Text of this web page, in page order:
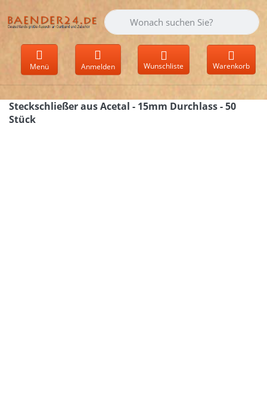
Geben Sie einen Suchbegriff ein.
Menü Anmelden Wunschliste Warenkorb
Steckschließer aus Acetal - 15mm Durchlass - 50
Stück